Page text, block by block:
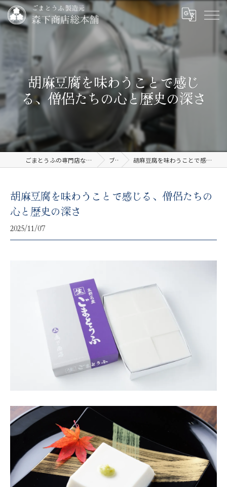
胡麻豆腐を味わうことで感じ
る、僧侶たちの心と歴史の深さ
ごまとうふの専門店なら有限会社森下商店総本舗 ブログ 胡麻豆腐を味わうことで感じる、僧侶たちの心と歴史の深さ
胡麻豆腐を味わうことで感じる、僧侶たちの
心と歴史の深さ
2025/11/07